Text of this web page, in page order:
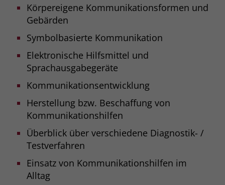
Körpereigene Kommunikationsformen und
Gebärden
Symbolbasierte Kommunikation
Elektronische Hilfsmittel und
Sprachausgabegeräte
Kommunikationsentwicklung
Herstellung bzw. Beschaffung von
Kommunikationshilfen
Überblick über verschiedene Diagnostik- /
Testverfahren
Einsatz von Kommunikationshilfen im
Alltag
zusammenzufassen.